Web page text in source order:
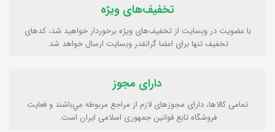
تخفیف‌های ویژه
با عضویت در وبسایت از تخفیف‌های ویژه برخوردار خواهید شد، کدهای
تخفیف تنها برای اعضا گرانقدر وبسایت ارسال خواهد شد.
دارای مجوز
تمامی كالاها، دارای مجوزهای لازم از مراجع مربوطه مي‌باشند و فعایت
فروشگاه تابع قوانين جمهوری اسلامی ايران است.